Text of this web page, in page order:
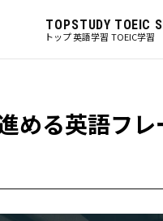
TOP
トップ
STUDY
英語学習
TOEIC
TOEIC学習
める英語フ